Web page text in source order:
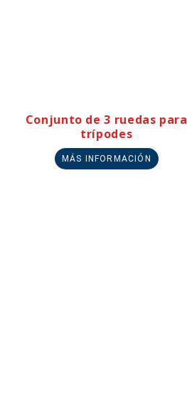
Conjunto de 3 ruedas para
trípodes
MÁS INFORMACIÓN